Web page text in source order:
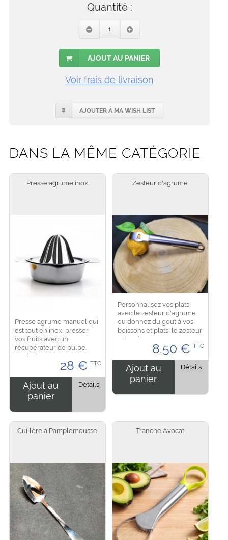
Quantité :
AJOUT AU PANIER
Voir frais de livraison
AJOUTER À MA WISH LIST
DANS LA MÊME CATÉGORIE
Presse agrume inox
Presse agrume manuel qui
est tout en inox, presser
vos fruits avec un
récupérateur de pulpe.
Facile à nettoyer et
convient au lave vaisselle.
pour un contenu de 150
ml...
28 € TTC
Ajout au
panier
Détails
Zesteur d'agrume
Personnalisez vos plats
avec le zesteur d'agrume
ou donnez du gout à vos
boissons et plats, le zesteur
est en inox avec son
manche vous aurez une
facilité d'utilisation.
Dimension : 18 cm de...
8.50 € TTC
Ajout au
panier
Détails
Cuillère à Pamplemousse Tranche Avocat